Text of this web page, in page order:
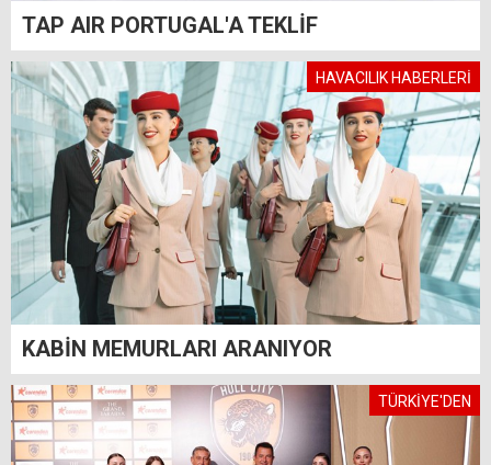
TAP AIR PORTUGAL'A TEKLİF
HAVACILIK HABERLERİ
KABİN MEMURLARI ARANIYOR
TÜRKİYE'DEN